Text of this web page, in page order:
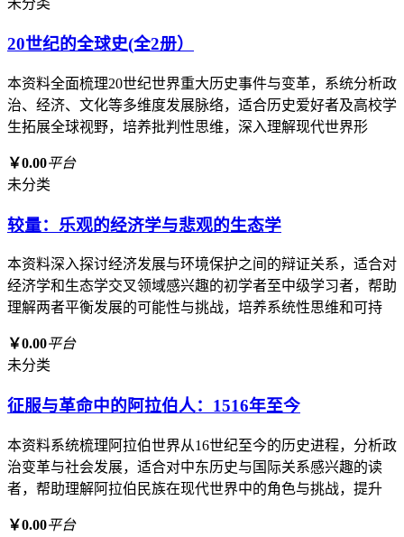
未分类
20世纪的全球史(全2册）
本资料全面梳理20世纪世界重大历史事件与变革，系统分析政
治、经济、文化等多维度发展脉络，适合历史爱好者及高校学
生拓展全球视野，培养批判性思维，深入理解现代世界形
￥0.00平台
未分类
较量：乐观的经济学与悲观的生态学
本资料深入探讨经济发展与环境保护之间的辩证关系，适合对
经济学和生态学交叉领域感兴趣的初学者至中级学习者，帮助
理解两者平衡发展的可能性与挑战，培养系统性思维和可持
￥0.00平台
未分类
征服与革命中的阿拉伯人：1516年至今
本资料系统梳理阿拉伯世界从16世纪至今的历史进程，分析政
治变革与社会发展，适合对中东历史与国际关系感兴趣的读
者，帮助理解阿拉伯民族在现代世界中的角色与挑战，提升
￥0.00平台